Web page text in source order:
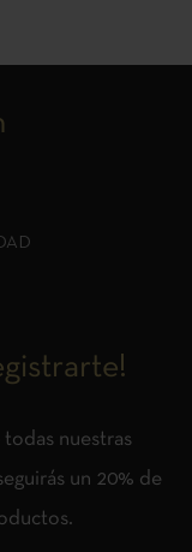
nuestras
un 20% de